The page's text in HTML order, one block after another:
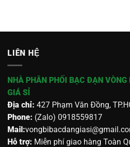
LIÊN HỆ
NHÀ PHÂN PHỐI BẠC ĐẠN VÒNG
GIÁ SỈ
Địa chỉ: 427 Phạm Văn Đồng,
Phone: (Zalo) 0918559817
Mail:
Hỗ trợ: Miễn phí giao hàng Toàn